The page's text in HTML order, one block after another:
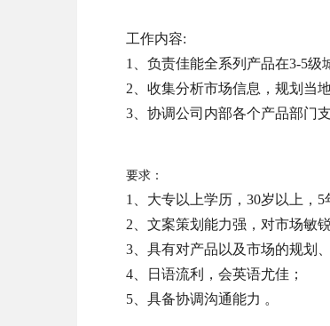
工作内容:
1、负责佳能全系列产品在3-5级
2、收集分析市场信息，规划当
3、协调公司内部各个产品部门
要求：
1、大专以上学历，30岁以上，
2、文案策划能力强，对市场敏
3、具有对产品以及市场的规划
4、日语流利，会英语尤佳；
5、具备协调沟通能力 。